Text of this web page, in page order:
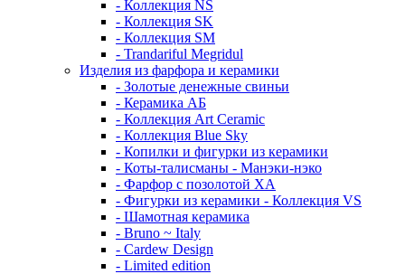
- Коллекция NS
- Коллекция SK
- Коллекция SM
- Trandariful Megridul
Изделия из фарфора и керамики
- Золотые денежные свиньи
- Керамика АБ
- Коллекция Art Ceramic
- Коллекция Blue Sky
- Копилки и фигурки из керамики
- Коты-талисманы - Манэки-нэко
- Фарфор с позолотой XA
- Фигурки из керамики - Коллекция VS
- Шамотная керамика
- Bruno ~ Italy
- Cardew Design
- Limited edition